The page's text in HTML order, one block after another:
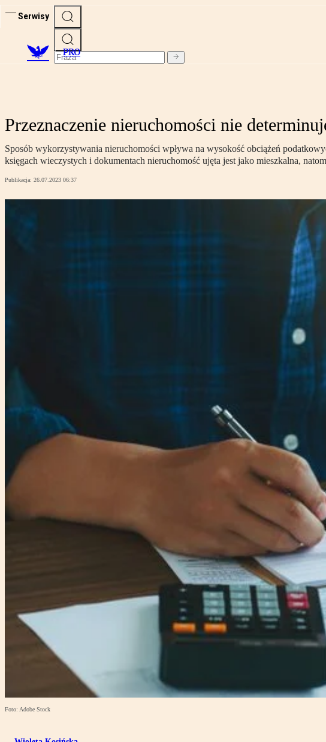
Serwisy
PRO
Przeznaczenie nieruchomości nie
Sposób wykorzystywania nieruchomości wpływa na wysokość obciążeń
księgach wieczystych i dokumentach nieruchomość ujęta jest jako mieszkalna,
Publikacja: 26.07.2023 06:37
Foto: Adobe Stock